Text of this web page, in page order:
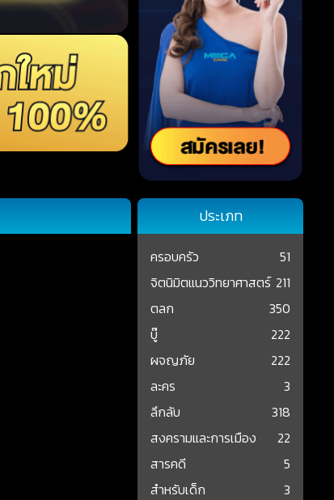
ประเภท
ครอบครัว
51
จิตนิมิตแนววิทยาศาสตร์ 211
ตลก
350
บู๊
222
ผจญภัย
222
ละคร
3
ลึกลับ
318
สงครามและการเมือง
22
สารคดี
5
สำหรับเด็ก
3